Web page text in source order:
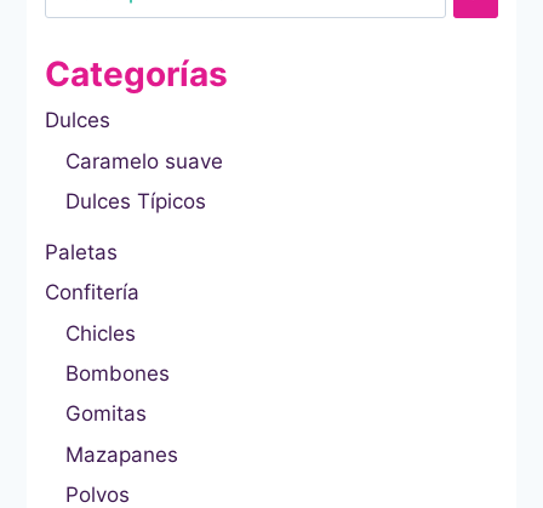
Categorías
Dulces
Caramelo suave
Dulces Típicos
Paletas
Confitería
Chicles
Bombones
Gomitas
Mazapanes
Polvos